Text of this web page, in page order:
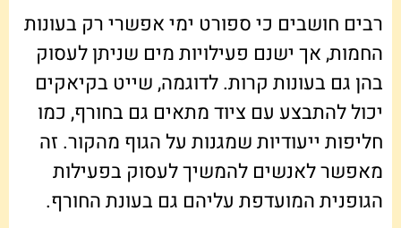
רבים חושבים כי ספורט ימי אפשרי רק בעונות
החמות, אך ישנם פעילויות מים שניתן לעסוק
בהן גם בעונות קרות. לדוגמה, שייט בקיאקים
יכול להתבצע עם ציוד מתאים גם בחורף, כמו
חליפות ייעודיות שמגנות על הגוף מהקור. זה
מאפשר לאנשים להמשיך לעסוק בפעילות
הגופנית המועדפת עליהם גם בעונת החורף.